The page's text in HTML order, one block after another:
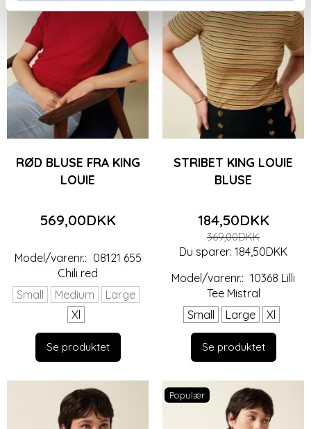
RØD BLUSE FRA KING
LOUIE
569,00DKK
Model/varenr.: 08121 655
Chili red
Small
Medium
Large
Xl
Se produktet
STRIBET KING LOUIE
BLUSE
184,50DKK
369,00DKK
Du sparer: 184,50DKK
Model/varenr.: 10368 Lilli
Tee Mistral
Small
Large Xl
Se produktet
Populær